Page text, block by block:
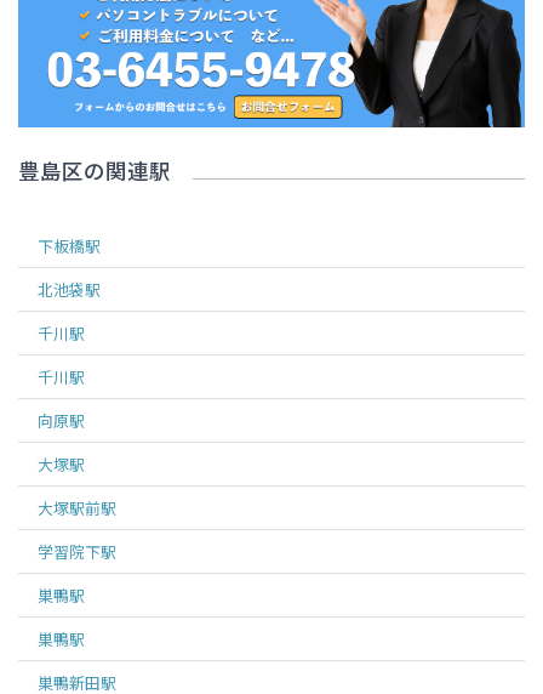
豊島区の関連駅
下板橋駅
北池袋駅
千川駅
千川駅
向原駅
大塚駅
大塚駅前駅
学習院下駅
巣鴨駅
巣鴨駅
巣鴨新田駅